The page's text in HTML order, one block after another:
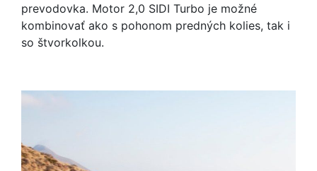
prevodovka. Motor 2,0 SIDI Turbo je možné
kombinovať ako s pohonom predných kolies, tak i
so štvorkolkou.